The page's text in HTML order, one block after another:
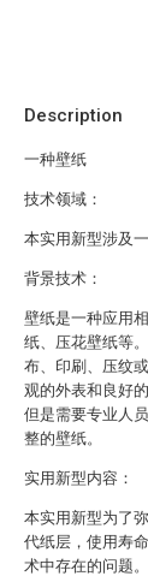
Description
一种壁纸
技术领域：
本实用新型涉及一
背景技术：
壁纸是一种应用
纸、压花壁纸等
布、印刷、压纹
观的外表和良好
但是需要专业人
整的壁纸。
实用新型内容：
本实用新型为了
代纸层，使用寿
术中存在的问题。